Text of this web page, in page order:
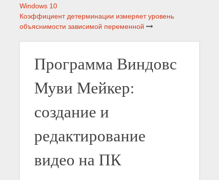
Windows 10
Коэффициент детерминации измеряет уровень
объяснимости зависимой переменной
Программа Виндовс
Муви Мейкер:
создание и
редактирование
видео на ПК